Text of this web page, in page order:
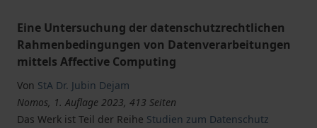
Eine Untersuchung der datenschutzrechtlichen
Rahmenbedingungen von Datenverarbeitungen
mittels Affective Computing
Von StA Dr. Jubin Dejam
Nomos, 1. Auflage 2023, 413 Seiten
Das Werk ist Teil der Reihe Studien zum Datenschutz